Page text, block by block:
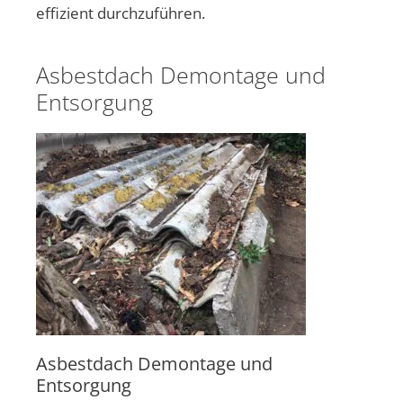
effizient durchzuführen.
Asbestdach Demontage und
Entsorgung
Asbestdach Demontage und
Entsorgung